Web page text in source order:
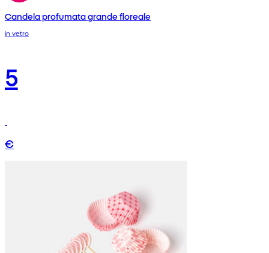
Candela profumata grande floreale
in vetro
5
€